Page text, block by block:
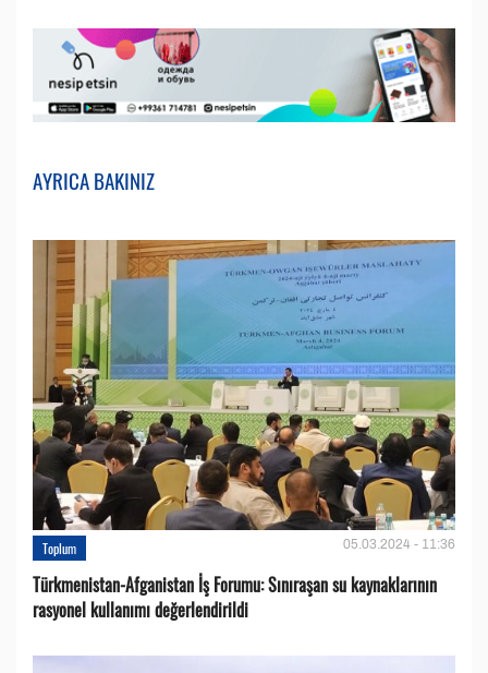
AYRICA BAKINIZ
Toplum 05.03.2024 - 11:36
Türkmenistan-Afganistan İş Forumu: Sınıraşan su kaynaklarının
rasyonel kullanımı değerlendirildi